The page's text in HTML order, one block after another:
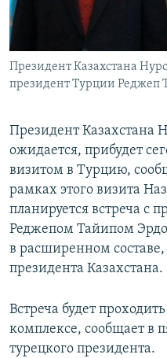
Президент Казахстана
президент Турции Реджеп
Президент Казахстана
ожидается, прибудет
визитом в Турцию,
рамках этого визита
планируется встреча с
Реджепом Тайипом
в расширенном
президента Казахстана.
Встреча будет
комплексе, сообщает в
турецкого президента.